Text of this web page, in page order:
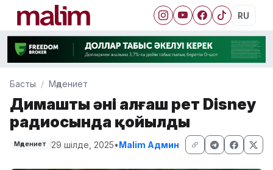
RU
Басты Мәдениет
Димаштың әні алғаш рет Disney
радиосында қойылды
Мәдениет 29 шілде, 2025•Malim Админ